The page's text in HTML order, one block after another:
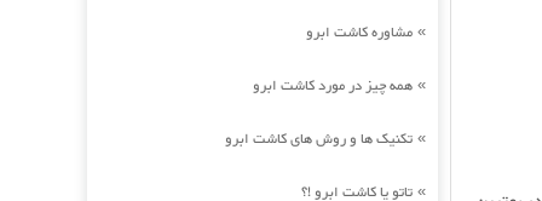
» مشاوره کاشت ابرو
» همه چیز در مورد کاشت ابرو
» تکنیک ها و روش های کاشت ابرو
» تاتو یا کاشت ابرو !؟